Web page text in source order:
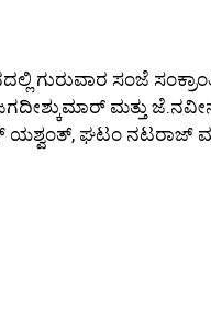
ಗುರುವಾರ ಸಂಜೆ
ಮತ್ತು
ಯಶ್ವಂತ್, ಘಟಂ ನಟರಾಜ್